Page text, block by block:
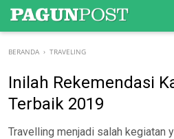
-->
BERANDA › TRAVELING
Inilah Rekemendasi
Terbaik 2019
Travelling menjadi salah kegiatan